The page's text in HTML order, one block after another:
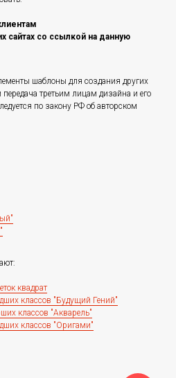
сайтах со ссылкой на данную
шаблоны для создания других
третьим лицам дизайна и его
по закону РФ об авторском
квадрат
классов "Будущий Гений"
классов "Акварель"
классов "Оригами"